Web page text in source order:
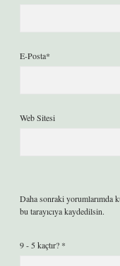
E-Posta*
Web Sitesi
Daha sonraki yorumlarımda
bu tarayıcıya kaydedilsin.
9 - 5 kaçtır? *